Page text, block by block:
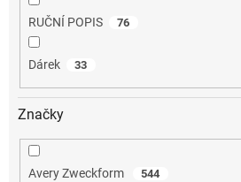
RUČNÍ POPIS 76
Dárek 33
Značky
Avery Zweckform 544